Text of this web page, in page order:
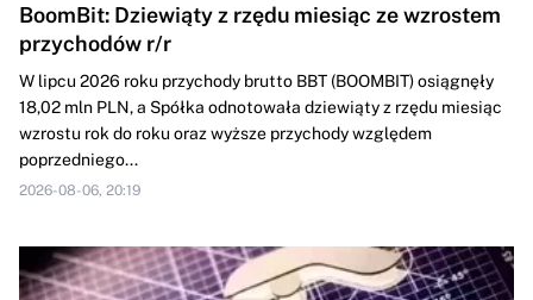
BoomBit: Dziewiąty z rzędu miesiąc ze wzrostem
przychodów r/r
W lipcu 2026 roku przychody brutto BBT (BOOMBIT) osiągnęły
18,02 mln PLN, a Spółka odnotowała dziewiąty z rzędu miesiąc
wzrostu rok do roku oraz wyższe przychody względem
poprzedniego...
2026-08-06, 20:19